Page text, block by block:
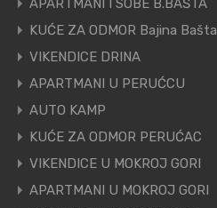
APARTMANI I SOBE B.BAŠTA
KUĆE ZA ODMOR Bajina Bašta
VIKENDICE DRINA
APARTMANI U PERUĆCU
AUTO KAMP
KUĆE ZA ODMOR PERUĆAC
VIKENDICE U MOKROJ GORI
APARTMANI U MOKROJ GORI